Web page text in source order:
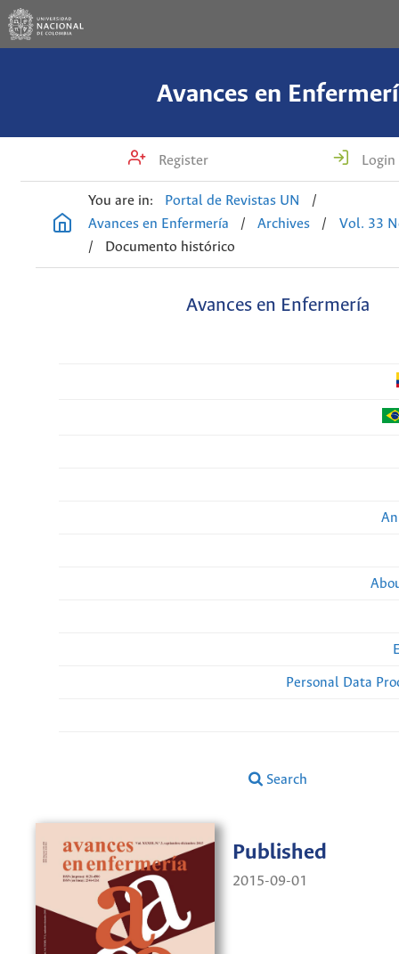
Avances en
Register Login
You are in: Portal de Revistas UN
/
Avances en Enfermería
/ Archives /
Vol. 33
/
Documento histórico
Avances en Enfermería
Personal Data
Search
Published
2015-09-01